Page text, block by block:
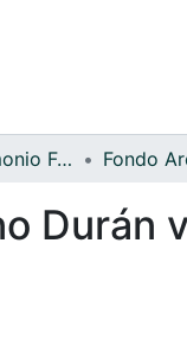
Archivo del Patrimonio Fotográfico y Fílmico del Valle del Cauca
Durán